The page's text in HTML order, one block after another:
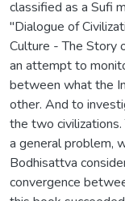
classified as a Sufi
"Dialogue of
Culture - The Story
an attempt to
between what the
other. And to
the two
a general problem,
Bodhisattva
convergence